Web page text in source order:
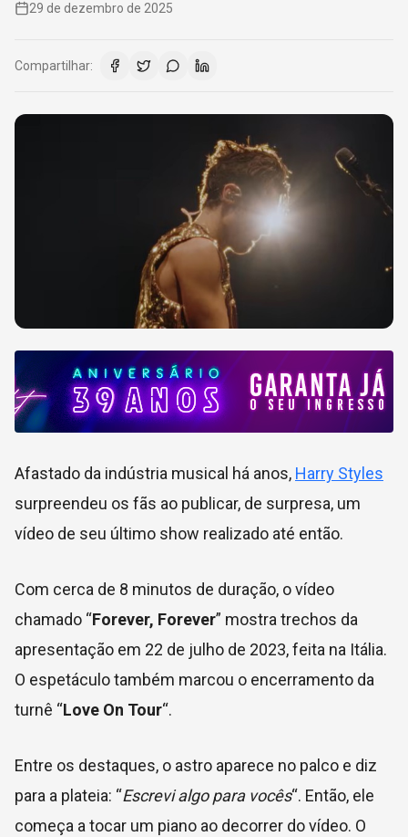
29 de dezembro de 2025
Compartilhar:
Afastado da indústria musical há anos, Harry Styles
surpreendeu os fãs ao publicar, de surpresa, um
vídeo de seu último show realizado até então.
Com cerca de 8 minutos de duração, o vídeo
chamado “Forever, Forever” mostra trechos da
apresentação em 22 de julho de 2023, feita na Itália.
O espetáculo também marcou o encerramento da
turnê “Love On Tour“.
Entre os destaques, o astro aparece no palco e diz
para a plateia: “Escrevi algo para vocês“. Então, ele
começa a tocar um piano ao decorrer do vídeo. O